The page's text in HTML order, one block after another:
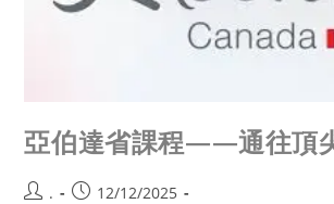
亞伯達省課程——通往頂
.
12/12/2025